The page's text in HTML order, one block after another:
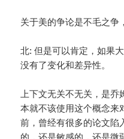
关于美的争论是不毛之争
北: 但是可以肯定，如果
没有了变化和差异性。
上下文无关不无关，是乔
本就不该使用这个概念来
前，曾经有很多的论文陷